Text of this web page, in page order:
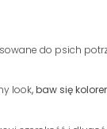
do psich
look, baw się